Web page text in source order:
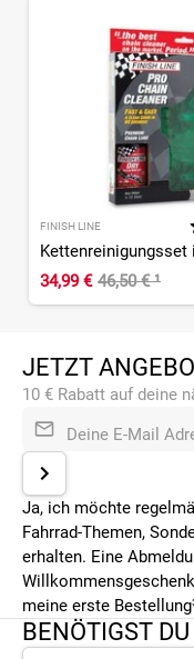
FINISH LINE
34,99 € 46,50 €¹
JETZT
10 € Rabatt auf deine
Deine E-Mail
Ja, ich möchte
Fahrrad-Themen,
erhalten. Eine
meine erste
BENÖTIGST